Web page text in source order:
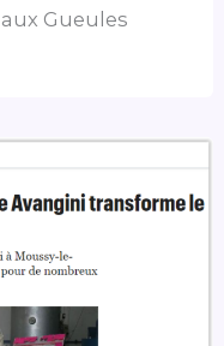
Gueules